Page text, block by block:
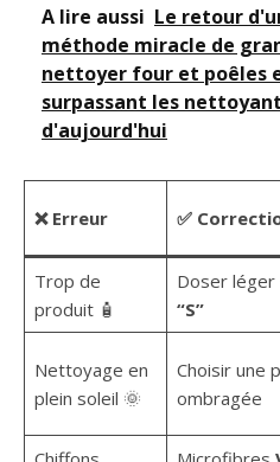
A lire aussi Le retour
méthode miracle de
nettoyer four et poêles
surpassant les
d'aujourd'hui
❌ Erreur ✅
Trop de
produit 🧴
Doser
“S”
Nettoyage en
plein soleil 🌞
Choisir une
ombragée